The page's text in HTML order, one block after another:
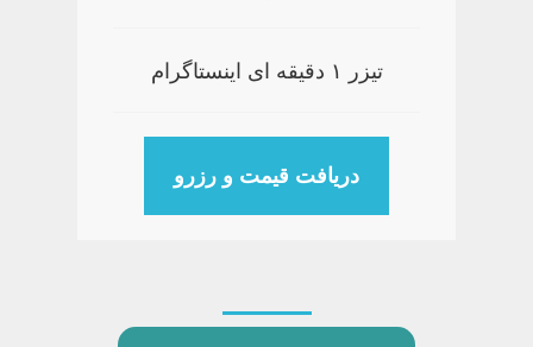
تیزر ۱ دقیقه ای اینستاگرام
دریافت قیمت و رزرو